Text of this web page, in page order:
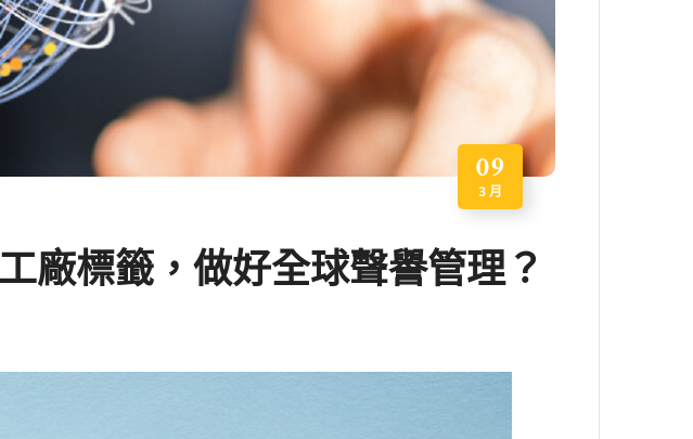
09
3 月
廠標籤，做好全球聲譽管理？